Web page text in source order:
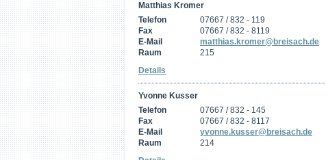
Matthias Kromer
Telefon
07667 / 832 - 119
Fax
07667 / 832 - 8119
E-Mail
matthias.kromer@breisach.de
Raum
215
Details
Yvonne Kusser
Telefon
07667 / 832 - 145
Fax
07667 / 832 - 8117
E-Mail
yvonne.kusser@breisach.de
Raum
214